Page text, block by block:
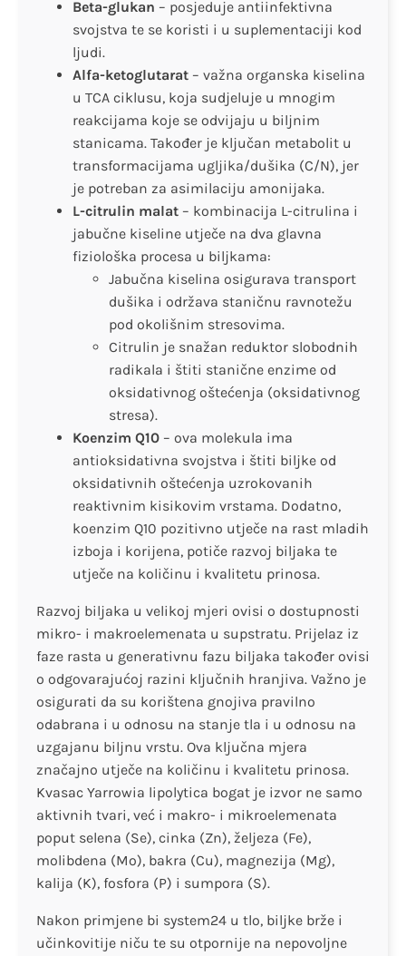
Beta-glukan – posjeduje antiinfektivna
svojstva te se koristi i u suplementaciji kod
ljudi.
Alfa-ketoglutarat – važna organska kiselina
u TCA ciklusu, koja sudjeluje u mnogim
reakcijama koje se odvijaju u biljnim
stanicama. Također je ključan metabolit u
transformacijama ugljika/dušika (C/N), jer
je potreban za asimilaciju amonijaka.
L-citrulin malat – kombinacija L-citrulina i
jabučne kiseline utječe na dva glavna
fiziološka procesa u biljkama:
Jabučna kiselina osigurava transport
dušika i održava staničnu ravnotežu
pod okolišnim stresovima.
Citrulin je snažan reduktor slobodnih
radikala i štiti stanične enzime od
oksidativnog oštećenja (oksidativnog
stresa).
Koenzim Q10 – ova molekula ima
antioksidativna svojstva i štiti biljke od
oksidativnih oštećenja uzrokovanih
reaktivnim kisikovim vrstama. Dodatno,
koenzim Q10 pozitivno utječe na rast mladih
izboja i korijena, potiče razvoj biljaka te
utječe na količinu i kvalitetu prinosa.
Razvoj biljaka u velikoj mjeri ovisi o dostupnosti
mikro- i makroelemenata u supstratu. Prijelaz iz
faze rasta u generativnu fazu biljaka također ovisi
o odgovarajućoj razini ključnih hranjiva. Važno je
osigurati da su korištena gnojiva pravilno
odabrana i u odnosu na stanje tla i u odnosu na
uzgajanu biljnu vrstu. Ova ključna mjera
značajno utječe na količinu i kvalitetu prinosa.
Kvasac Yarrowia lipolytica bogat je izvor ne samo
aktivnih tvari, već i makro- i mikroelemenata
poput selena (Se), cinka (Zn), željeza (Fe),
molibdena (Mo), bakra (Cu), magnezija (Mg),
kalija (K), fosfora (P) i sumpora (S).
Nakon primjene bi system24 u tlo, biljke brže i
učinkovitije niču te su otpornije na nepovoljne